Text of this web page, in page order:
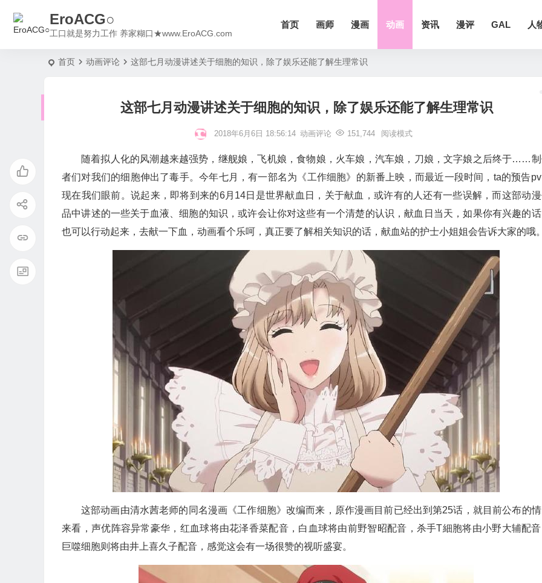
EroACG○
工口就是努力工作 养家糊口★www.EroACG.com
首页 画师 漫画 动画 资讯 漫评 GAL 人
首页 动画评论 这部七月动漫讲述关于细胞的知识，除了娱乐还能了解生理常识
这部七月动漫讲述关于细胞的知识，除了娱乐还能了解生理常识
2018年6月6日 18:56:14 动画评论 151,744 阅读模式
随着拟人化的风潮越来越强势，继舰娘，飞机娘，食物娘，火车娘，汽车娘，刀娘，文字娘之后终于……
者们对我们的细胞伸出了毒手。今年七月，有一部名为《工作细胞》的新番上映，而最近一段时间，ta的预告
现在我们眼前。说起来，即将到来的6月14日是世界献血日，关于献血，或许有的人还有一些误解，而这部动
品中讲述的一些关于血液、细胞的知识，或许会让你对这些有一个清楚的认识，献血日当天，如果你有兴趣的
也可以行动起来，去献一下血，动画看个乐呵，真正要了解相关知识的话，献血站的护士小姐姐会告诉大家的哦
这部动画由清水茜老师的同名漫画《工作细胞》改编而来，原作漫画目前已经出到第25话，就目前公布的
来看，声优阵容异常豪华，红血球将由花泽香菜配音，白血球将由前野智昭配音，杀手T細胞将由小野大辅配
巨噬细胞则将由井上喜久子配音，感觉这会有一场很赞的视听盛宴。